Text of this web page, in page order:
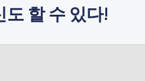
할 수 있다!